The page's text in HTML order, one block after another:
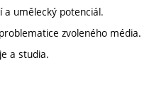
a umělecký potenciál.
zvoleného média.
a studia.